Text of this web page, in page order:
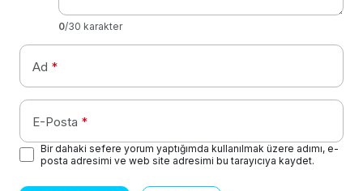
0/30 karakter
Ad *
E-Posta *
Bir dahaki sefere yorum yaptığımda kullanılmak üzere adımı, e-
posta adresimi ve web site adresimi bu tarayıcıya kaydet.